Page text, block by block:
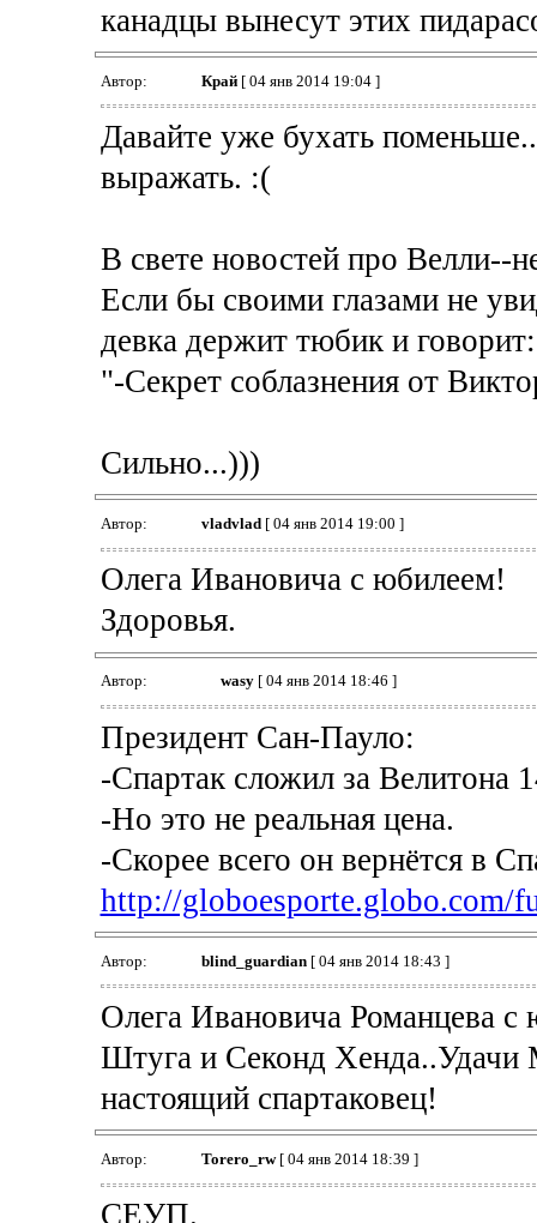
канадцы вынесут этих
Автор: Край[ 04 янв 2014 19:04 ]
Давайте уже бухать
выражать. :(
В свете новостей про Велли--
Если бы своими глазами не
девка держит тюбик и говорит:
"-Секрет соблазнения от
Сильно...)))
Автор: vladvlad[ 04 янв 2014 19:00 ]
Олега Ивановича с юбилеем!
Здоровья.
Автор: wasy[ 04 янв 2014 18:46 ]
Президент Сан-Пауло:
-Спартак сложил за Велитона
-Но это не реальная цена.
-Скорее всего он вернётся в
http://globoesporte.globo.com/
Автор: blind_guardian[ 04 янв 2014 18:43 ]
Олега Ивановича Романцева
Штуга и Секонд Хенда..Удачи
настоящий спартаковец!
Автор: Torero_rw[ 04 янв 2014 18:39 ]
СЕУП.